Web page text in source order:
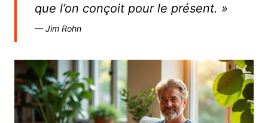
que l’on conçoit pour le présent. »
— Jim Rohn